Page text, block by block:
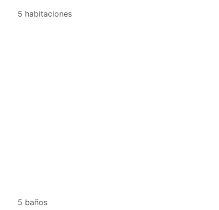
5 habitaciones
5 baños